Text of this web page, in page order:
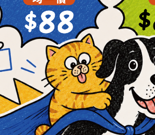
經 典 系 列
經典系列